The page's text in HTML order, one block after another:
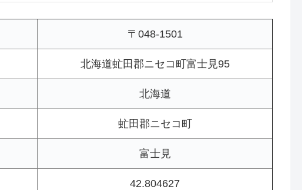
〒048-1501
北海道虻田郡ニセコ町富士見95
北海道
虻田郡ニセコ町
富士見
42.804627